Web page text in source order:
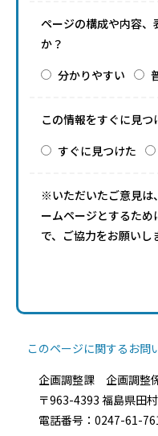
ページの構成や内容
か？
分かりやすい
この情報をすぐに見
すぐに見つけた
※いただいたご意見は
ームページとするた
で、ご協力をお願いし
このページに関するお問
企画調整課 企画調整
〒963-4393 福島県田
電話番号：0247-61-